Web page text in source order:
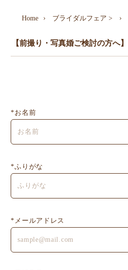
Home ブライダルフェア >
*お名前
*ふりがな
*メールアドレス